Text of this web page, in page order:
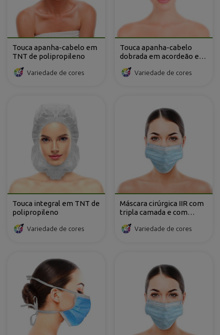
Touca apanha-cabelo em
TNT de polipropileno
Variedade de cores
Touca apanha-cabelo
dobrada em acordeão em
com 2 elásticos
Variedade de cores
Touca integral em TNT de
polipropileno
Variedade de cores
Máscara cirúrgica IIR com
tripla camada e com
de polipropileno
Variedade de cores